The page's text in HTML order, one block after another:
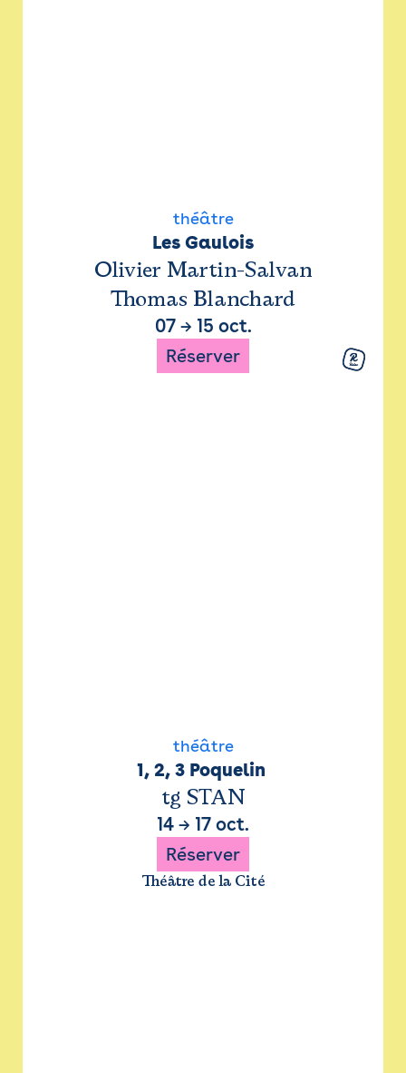
théâtre
Les Gaulois
Olivier Martin-Salvan
Thomas Blanchard
07→ 15 oct.
Réserver
théâtre
1, 2, 3 Poquelin
tg STAN
14 → 17 oct.
Réserver
Théâtre de la Cité